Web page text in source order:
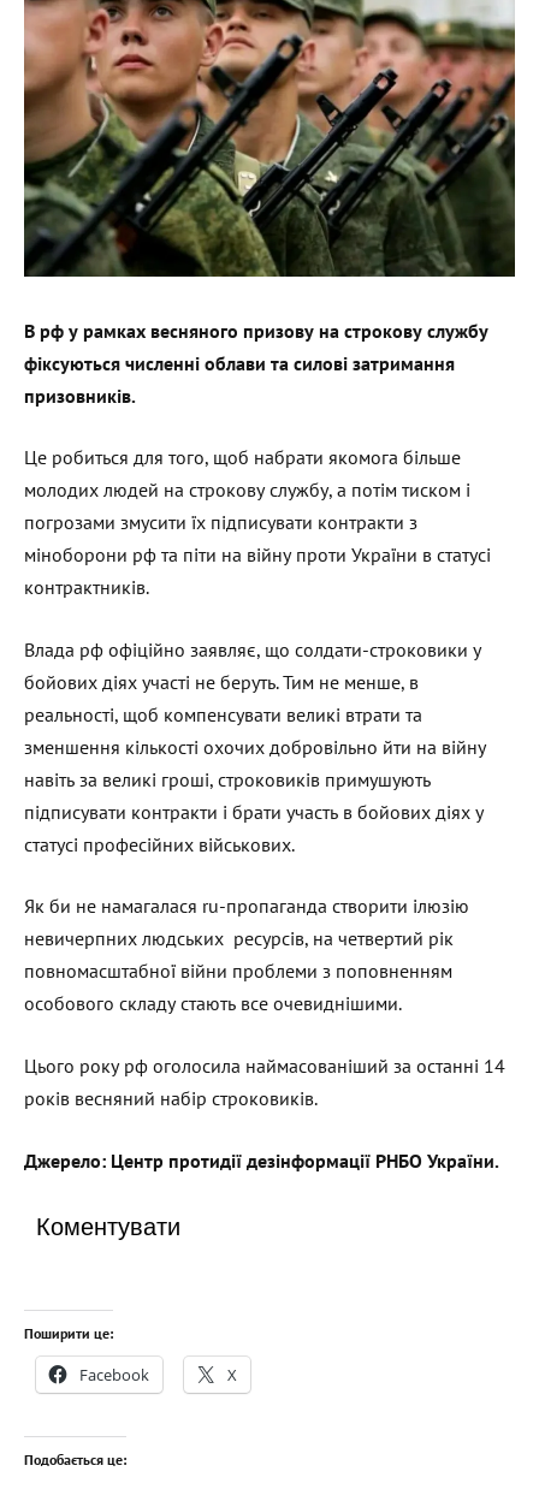
В рф у рамках весняного призову на строкову службу
фіксуються численні облави та силові затримання
призовників.
Це робиться для того, щоб набрати якомога більше
молодих людей на строкову службу, а потім тиском і
погрозами змусити їх підписувати контракти з
міноборони рф та піти на війну проти України в статусі
контрактників.
Влада рф офіційно заявляє, що солдати-строковики у
бойових діях участі не беруть. Тим не менше, в
реальності, щоб компенсувати великі втрати та
зменшення кількості охочих добровільно йти на війну
навіть за великі гроші, строковиків примушують
підписувати контракти і брати участь в бойових діях у
статусі професійних військових.
Як би не намагалася ru-пропаганда створити ілюзію
невичерпних людських ресурсів, на четвертий рік
повномасштабної війни проблеми з поповненням
особового складу стають все очевиднішими.
Цього року рф оголосила наймасованіший за останні 14
років весняний набір строковиків.
Джерело: Центр протидії дезінформації РНБО України.
Коментувати
Поширити це:
Facebook X
Подобається це: